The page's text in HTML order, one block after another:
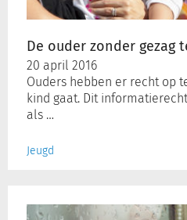
De ouder zonder gezag
20 april 2016
Ouders hebben er recht op
kind gaat. Dit
als …
Jeugd
keuzevrijheid